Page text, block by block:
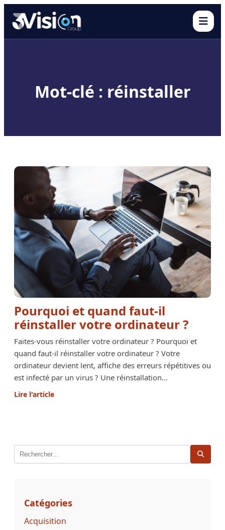
Mot-clé : réinstaller
Pourquoi et quand faut-il
réinstaller votre ordinateur ?
Faites-vous réinstaller votre ordinateur ? Pourquoi et
quand faut-il réinstaller votre ordinateur ? Votre
ordinateur devient lent, affiche des erreurs répétitives ou
est infecté par un virus ? Une réinstallation...
Lire l'article
Catégories
Acquisition